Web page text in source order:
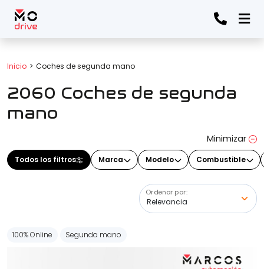
Inicio Coches de segunda mano
2060 Coches de segunda
mano
Minimizar
Todos los filtros Marca Modelo Combustible
Ordenar por:
Todos los filtros
Marca
Modelo
(Elige uno o varios modelos)
100% Online Segunda mano